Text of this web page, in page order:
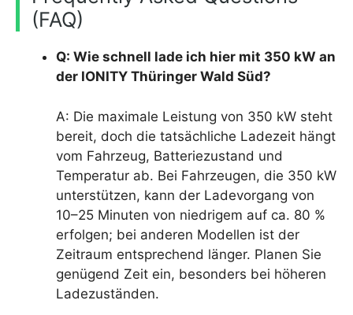
(FAQ)
Q: Wie schnell lade ich hier mit 350 kW an
der IONITY Thüringer Wald Süd?
A: Die maximale Leistung von 350 kW steht
bereit, doch die tatsächliche Ladezeit hängt
vom Fahrzeug, Batteriezustand und
Temperatur ab. Bei Fahrzeugen, die 350 kW
unterstützen, kann der Ladevorgang von
10–25 Minuten von niedrigem auf ca. 80 %
erfolgen; bei anderen Modellen ist der
Zeitraum entsprechend länger. Planen Sie
genügend Zeit ein, besonders bei höheren
Ladezuständen.